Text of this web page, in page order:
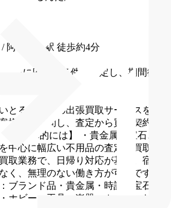
阿佐ケ谷駅 徒歩約4分
験に応じて条件を決定し、期間後に
とるんだ」の出張買取サービスを希
様宅に訪問し、査定から買取契約ま
【具体的には】
・貴⾦属、宝石、ブ
中心に幅広い不用品の査定、買取
取業務で、日帰り対応が基本。宿泊
く、無理のない働き方が可能です！
ブランド品・貴金属・時計・宝石を
ホビー・工具・楽器・カメラ・お酒